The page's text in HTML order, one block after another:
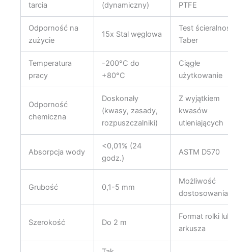
tarcia
(dynamiczny)
PTFE
Odporność na
zużycie
15x Stal węglowa
Test
Taber
Temperatura
pracy
-200°C do
+80°C
Ciągłe
użytkowanie
Odporność
chemiczna
Doskonały
(kwasy, zasady,
rozpuszczalniki)
Z wyjątkiem
kwasów
utleniających
Absorpcja wody
<0,01% (24
godz.)
ASTM D570
Grubość 0,1-5 mm
Możliwość
dostosowania
Szerokość Do 2 m
Format rolki
arkusza